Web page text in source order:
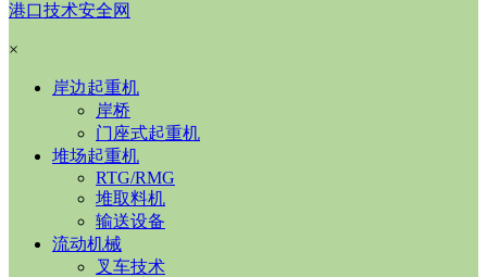
港口技术安全网
×
岸边起重机
岸桥
门座式起重机
堆场起重机
RTG/RMG
堆取料机
输送设备
流动机械
叉车技术